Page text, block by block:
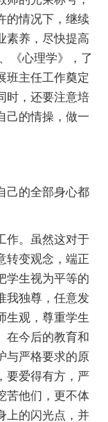
的情况下，继续
素养，尽快提高
《心理学》，了
班主任工作奠定
时，还要注意培
己的情操，做一
的全部身心都
。虽然这对于
转变观念，端正
学生视为平等的
我独尊，任意发
生观，尊重学生
在今后的教育和
与严格要求的原
要爱得有方，严
苦他们，更不体
上的闪光点，并